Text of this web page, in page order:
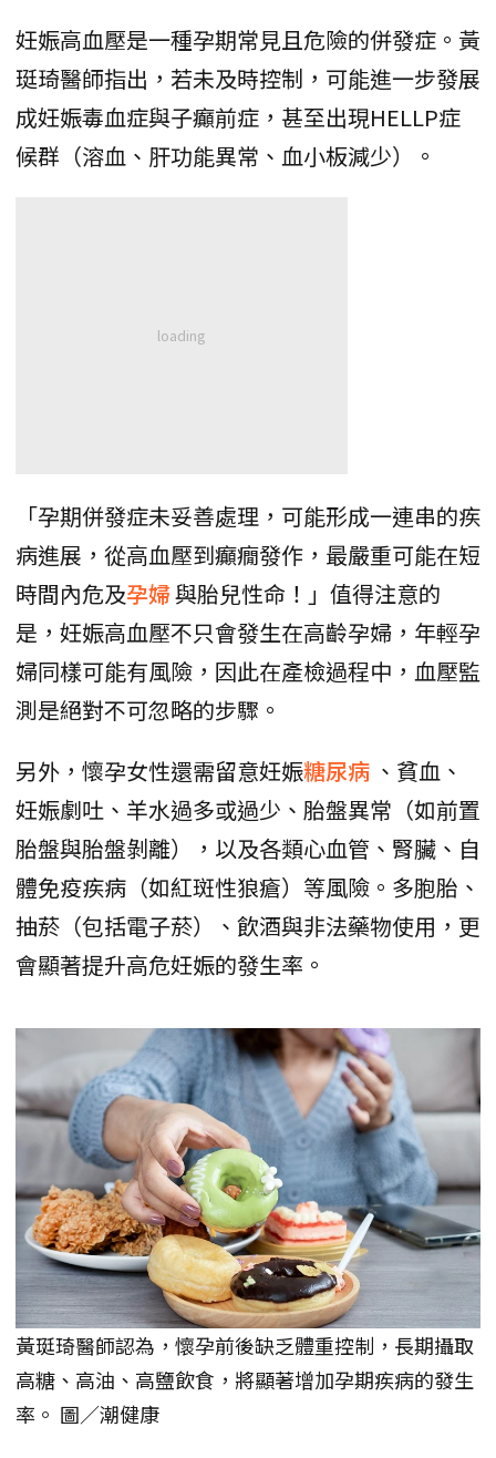
妊娠高血壓是一種孕期常見且危險的併發症。黃
珽琦醫師指出，若未及時控制，可能進一步發展
成妊娠毒血症與子癲前症，甚至出現HELLP症
候群（溶血、肝功能異常、血小板減少）。
「孕期併發症未妥善處理，可能形成一連串的疾
病進展，從高血壓到癲癇發作，最嚴重可能在短
時間內危及孕婦與胎兒性命！」值得注意的
是，妊娠高血壓不只會發生在高齡孕婦，年輕孕
婦同樣可能有風險，因此在產檢過程中，血壓監
測是絕對不可忽略的步驟。
另外，懷孕女性還需留意妊娠糖尿病 、貧血、
妊娠劇吐、羊水過多或過少、胎盤異常（如前置
胎盤與胎盤剝離），以及各類心血管、腎臟、自
體免疫疾病（如紅斑性狼瘡）等風險。多胞胎、
抽菸（包括電子菸）、飲酒與非法藥物使用，更
會顯著提升高危妊娠的發生率。
黃珽琦醫師認為，懷孕前後缺乏體重控制，長期攝取
高糖、高油、高鹽飲食，將顯著增加孕期疾病的發生
率。 圖／潮健康